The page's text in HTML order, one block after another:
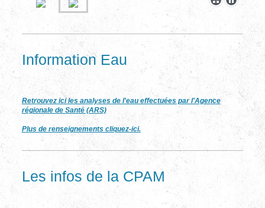
Information Eau
Retrouvez ici les analyses de l'eau effectuées par l'Agence
régionale de Santé (ARS)
Plus de renseignements cliquez-ici.
Les infos de la CPAM